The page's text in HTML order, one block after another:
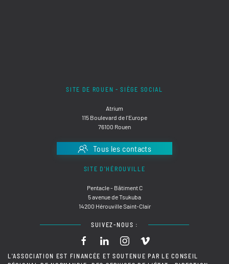
SITE DE ROUEN - SIÈGE SOCIAL
Atrium
115 Boulevard de l'Europe
76100 Rouen
Tous les contacts
SITE D'HÉROUVILLE
Pentacle - Bâtiment C
5 avenue de Tsukuba
14200 Hérouville Saint-Clair
SUIVEZ-NOUS :
L'ASSOCIATION EST FINANCÉE ET SOUTENUE PAR LE CONSEIL